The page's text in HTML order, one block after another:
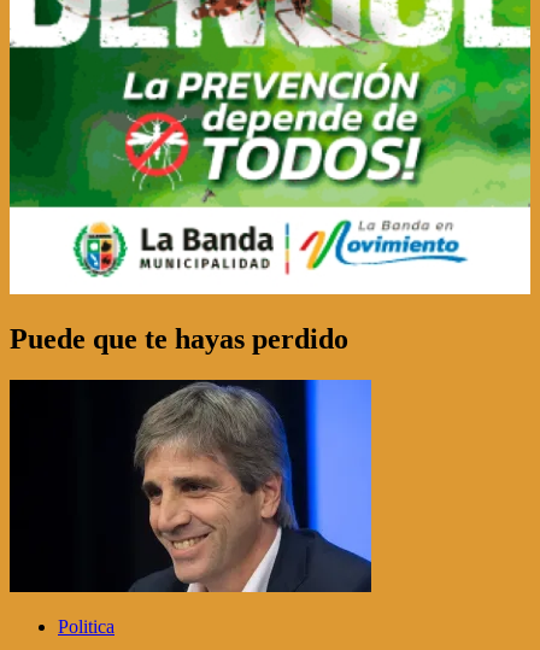
Puede que te hayas perdido
Politica